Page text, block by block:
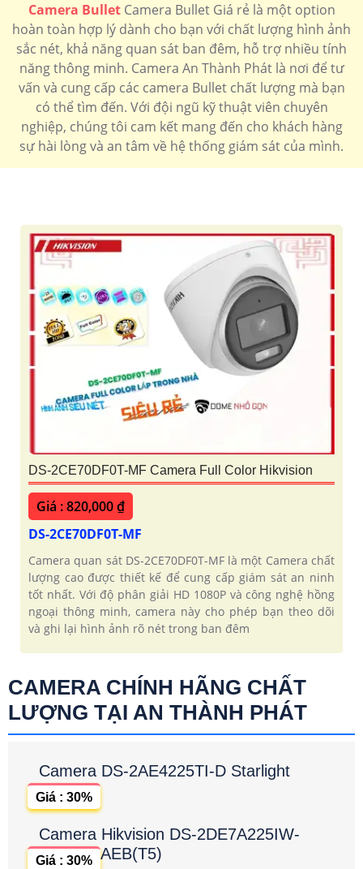
Camera BulletCamera Bullet Giá rẻ là một option
hoàn toàn hợp lý dành cho bạn với chất lượng hình ảnh
sắc nét, khả năng quan sát ban đêm, hỗ trợ nhiều tính
năng thông minh. Camera An Thành Phát là nơi để tư
vấn và cung cấp các camera Bullet chất lượng mà bạn
có thể tìm đến. Với đội ngũ kỹ thuật viên chuyên
nghiệp, chúng tôi cam kết mang đến cho khách hàng
sự hài lòng và an tâm về hệ thống giám sát của mình.
DS-2CE70DF0T-MF Camera Full Color Hikvision
Giá : 820,000 ₫
DS-2CE70DF0T-MF
Camera quan sát DS-2CE70DF0T-MF là một Camera chất
lượng cao được thiết kế để cung cấp giám sát an ninh
tốt nhất. Với độ phân giải HD 1080P và công nghệ hồng
ngoại thông minh, camera này cho phép bạn theo dõi
và ghi lại hình ảnh rõ nét trong ban đêm
CAMERA CHÍNH HÃNG CHẤT
LƯỢNG TẠI AN THÀNH PHÁT
Camera DS-2AE4225TI-D Starlight
Giá : 30%
Camera Hikvision DS-2DE7A225IW-
AEB(T5)
Giá : 30%